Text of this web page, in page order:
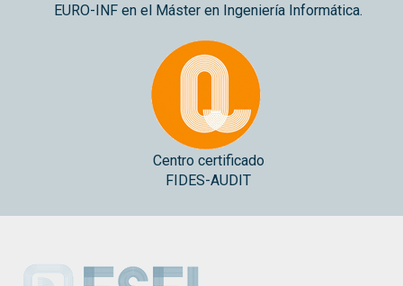
EURO-INF en el Máster en Ingeniería Informática.
Centro certificado
FIDES-AUDIT
ESEI